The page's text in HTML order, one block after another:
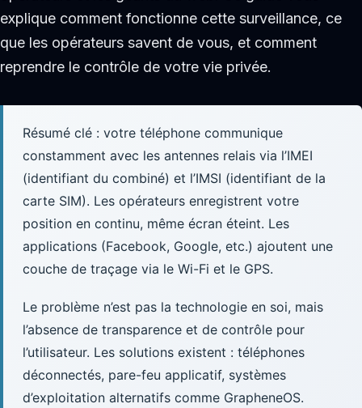
explique comment fonctionne cette surveillance, ce
que les opérateurs savent de vous, et comment
reprendre le contrôle de votre vie privée.
Résumé clé : votre téléphone communique
constamment avec les antennes relais via l’IMEI
(identifiant du combiné) et l’IMSI (identifiant de la
carte SIM). Les opérateurs enregistrent votre
position en continu, même écran éteint. Les
applications (Facebook, Google, etc.) ajoutent une
couche de traçage via le Wi-Fi et le GPS.
Le problème n’est pas la technologie en soi, mais
l’absence de transparence et de contrôle pour
l’utilisateur. Les solutions existent : téléphones
déconnectés, pare-feu applicatif, systèmes
d’exploitation alternatifs comme GrapheneOS.